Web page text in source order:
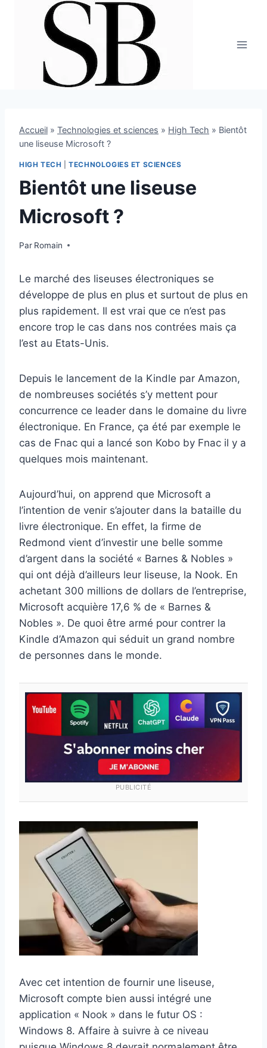
Accueil » Technologies et sciences » High Tech » Bientôt
une liseuse Microsoft ?
HIGH TECH |TECHNOLOGIES ET SCIENCES
Bientôt une liseuse
Microsoft ?
Par Romain
1 mai 2012
Le marché des liseuses électroniques se
développe de plus en plus et surtout de plus en
plus rapidement. Il est vrai que ce n’est pas
encore trop le cas dans nos contrées mais ça
l’est au Etats-Unis.
Depuis le lancement de la Kindle par Amazon,
de nombreuses sociétés s’y mettent pour
concurrence ce leader dans le domaine du livre
électronique. En France, ça été par exemple le
cas de Fnac qui a lancé son Kobo by Fnac il y a
quelques mois maintenant.
Aujourd’hui, on apprend que Microsoft a
l’intention de venir s’ajouter dans la bataille du
livre électronique. En effet, la firme de
Redmond vient d’investir une belle somme
d’argent dans la société « Barnes & Nobles »
qui ont déjà d’ailleurs leur liseuse, la Nook. En
achetant 300 millions de dollars de l’entreprise,
Microsoft acquière 17,6 % de « Barnes &
Nobles ». De quoi être armé pour contrer la
Kindle d’Amazon qui séduit un grand nombre
de personnes dans le monde.
PUBLICITÉ
Avec cet intention de fournir une liseuse,
Microsoft compte bien aussi intégré une
application « Nook » dans le futur OS :
Windows 8. Affaire à suivre à ce niveau